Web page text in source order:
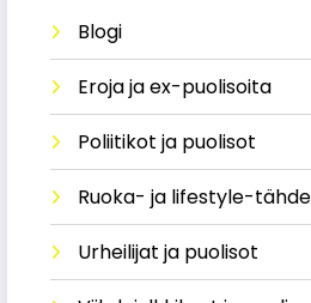
Blogi
Eroja ja ex-puolisoita
Poliitikot ja puolisot
Ruoka- ja lifestyle-
Urheilijat ja puolisot